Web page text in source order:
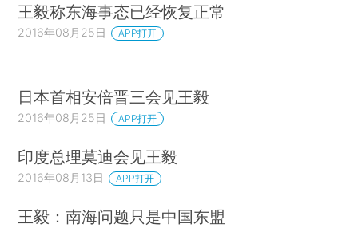
王毅称东海事态已经恢复正常
2016年08月25日 APP打开
日本首相安倍晋三会见王毅
2016年08月25日 APP打开
印度总理莫迪会见王毅
2016年08月13日 APP打开
王毅：南海问题只是中国东盟